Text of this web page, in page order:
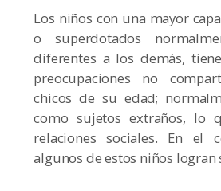
Los niños con una mayor
o superdotados
diferentes a los demás,
preocupaciones no
chicos de su edad;
como sujetos extraños, lo
relaciones sociales. En el
algunos de estos niños logran